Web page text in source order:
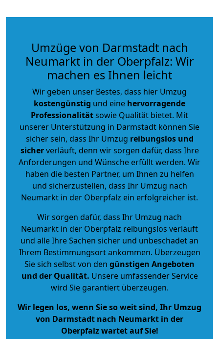
Umzüge von Darmstadt nach
Neumarkt in der Oberpfalz: Wir
machen es Ihnen leicht
Wir geben unser Bestes, dass hier Umzug
kostengünstig und eine hervorragende
Professionalitätsowie Qualität bietet. Mit
unserer Unterstützung in Darmstadt können Sie
sicher sein, dass Ihr Umzug reibungslos und
sicherverläuft, denn wir sorgen dafür, dass Ihre
Anforderungen und Wünsche erfüllt werden. Wir
haben die besten Partner, um Ihnen zu helfen
und sicherzustellen, dass Ihr Umzug nach
Neumarkt in der Oberpfalz ein erfolgreicher ist.
Wir sorgen dafür, dass Ihr Umzug nach
Neumarkt in der Oberpfalz reibungslos verläuft
und alle Ihre Sachen sicher und unbeschadet an
Ihrem Bestimmungsort ankommen. Überzeugen
Sie sich selbst von den günstigen Angeboten
und der Qualität. Unsere umfassender Service
wird Sie garantiert überzeugen.
Wir legen los, wenn Sie so weit sind, Ihr Umzug
von Darmstadt nach Neumarkt in der
Oberpfalz wartet auf Sie!